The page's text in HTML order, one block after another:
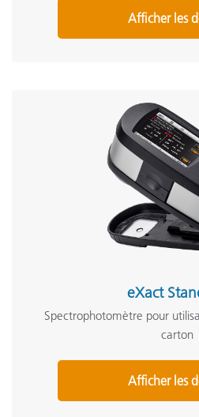
Afficher les
eXact
Spectrophotomètre pour
carton
Afficher les